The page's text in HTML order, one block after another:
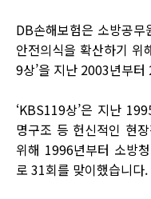
DB손해보험은 소방공
안전의식을 확산하기 위
9상’을 지난 2003년부
‘KBS119상’은 지난
명구조 등 헌신적인 현
위해 1996년부터 소방
로 31회를 맞이했습니다.